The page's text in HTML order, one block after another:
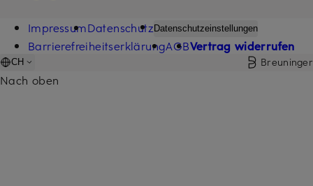
ImpressumDatenschutzDatenschutzeinstellungen
BarrierefreiheitserklärungAGBVertrag widerrufen
CH Breuninger
Nach oben